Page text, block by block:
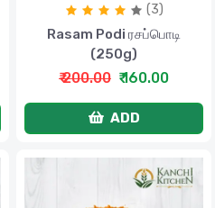
(3)
Rasam Podi ரசப்பொடி
(250g)
₹ 200.00 ₹ 160.00
ADD